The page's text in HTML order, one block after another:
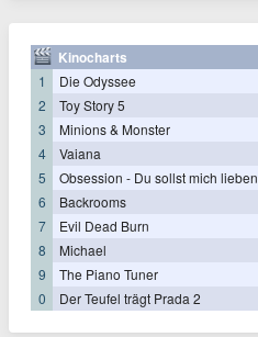
Kinocharts
1 Die Odyssee
2
Toy Story 5
3
Minions & Monster
4
Vaiana
5
Obsession - Du sollst mich lieben
6
Backrooms
7
Evil Dead Burn
8
Michael
9
The Piano Tuner
0
Der Teufel trägt Prada 2